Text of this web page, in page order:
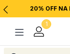
20% OFF NA
1